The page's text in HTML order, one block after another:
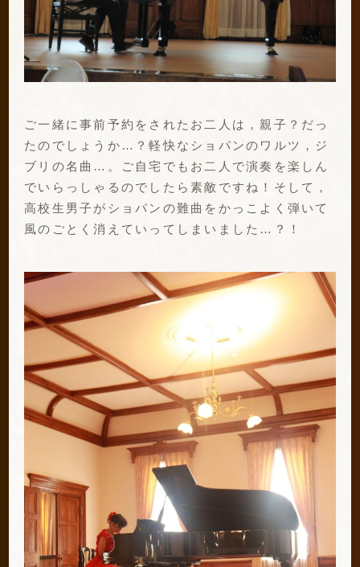
ご一緒に事前予約をされたお二人は，親子？だっ
たのでしょうか…？軽快なショパンのワルツ，ジ
ブリの名曲…。ご自宅でもお二人で演奏を楽しん
でいらっしゃるのでしたら素敵ですね！そして，
高校生男子がショパンの難曲をかっこよく弾いて
風のごとく消えていってしまいました…？！